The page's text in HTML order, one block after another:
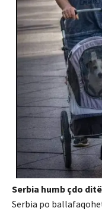
Serbia humb çdo
Serbia po